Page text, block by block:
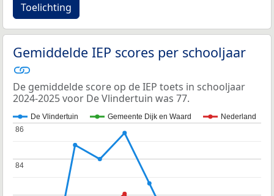
Toelichting
Gemiddelde IEP scores per schooljaar
De gemiddelde score op de IEP toets in schooljaar
2024-2025 voor De Vlindertuin was 77.
De Vlindertuin Gemeente Dijk en Waard Nederland
84
84
86
86